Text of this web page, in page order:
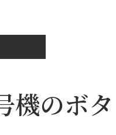
機のボ